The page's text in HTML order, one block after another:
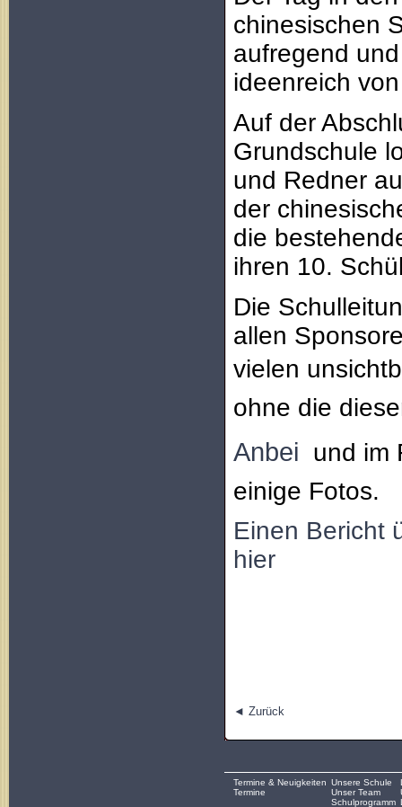
chinesischen
aufregend
ideenreich
Auf der
Grundschule
und Redner
der
die
ihren 10.
Die
allen
vielen
ohne die
Anbei  und
einige Fotos.
Einen Bericht
hier
◄ Zurück
Termine & Neuigkeiten
Termine
Unsere Schule
Unser Team
Schulprogramm